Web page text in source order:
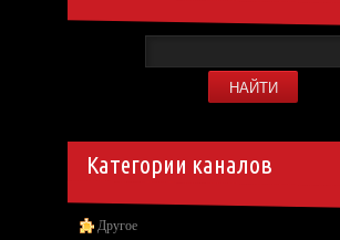
Категории каналов
Другое